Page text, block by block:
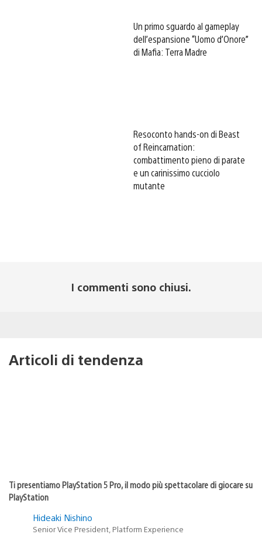
Un primo sguardo al gameplay
dell’espansione “Uomo d’Onore”
di Mafia: Terra Madre
Resoconto hands-on di Beast
of Reincarnation:
combattimento pieno di parate
e un carinissimo cucciolo
mutante
I commenti sono chiusi.
Articoli di tendenza
Ti presentiamo PlayStation 5 Pro, il modo più spettacolare di giocare su
PlayStation
Hideaki Nishino
Senior Vice President, Platform Experience